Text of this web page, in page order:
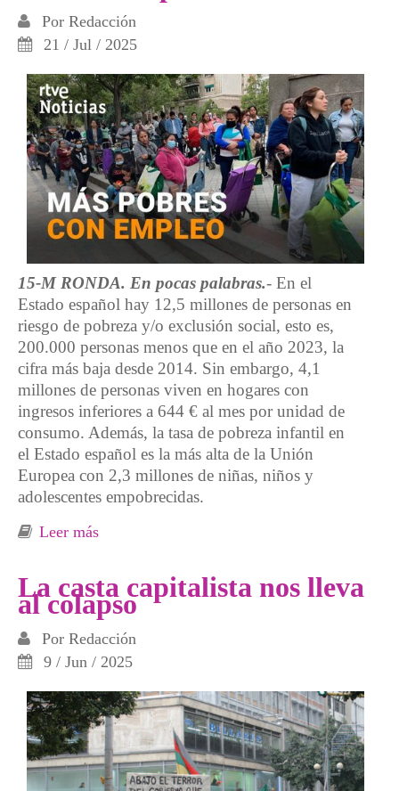
Por Redacción
21 / Jul / 2025
15-M RONDA. En pocas palabras.- En el
Estado español hay 12,5 millones de personas en
riesgo de pobreza y/o exclusión social, esto es,
200.000 personas menos que en el año 2023, la
cifra más baja desde 2014. Sin embargo, 4,1
millones de personas viven en hogares con
ingresos inferiores a 644 € al mes por unidad de
consumo. Además, la tasa de pobreza infantil en
el Estado español es la más alta de la Unión
Europea con 2,3 millones de niñas, niños y
adolescentes empobrecidas.
Leer más
La casta capitalista nos lleva
al colapso
Por Redacción
9 / Jun / 2025